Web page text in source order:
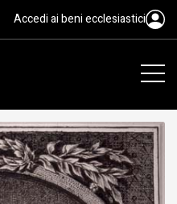
De
Accedi ai beni ecclesiastici